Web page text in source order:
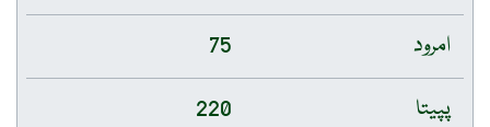
امرود
75
پپیتا
220